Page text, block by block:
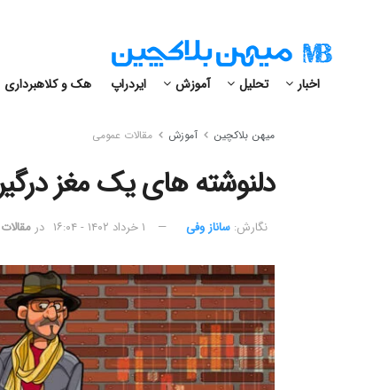
اخبار تحلیل آموزش ایردراپ هک و کلاهبرداری
میهن بلاکچین آموزش مقالات عمومی
دلنوشته های یک مغز
نگارش:‌ ساناز وفی ۱ خرداد ۱۴۰۲ - ۱۶:۰۴ در